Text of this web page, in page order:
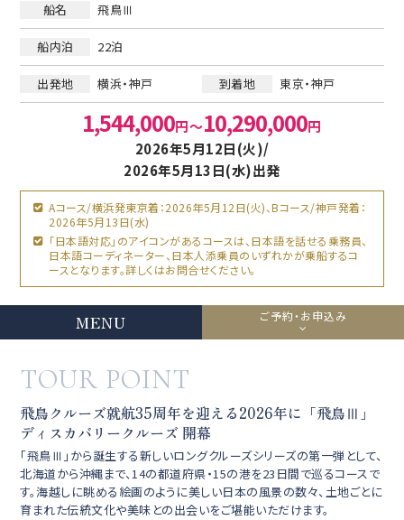
船名 飛鳥Ⅲ
船内泊 22泊
出発地 横浜・神戸 到着地 東京・神戸
1,544,000円～10,290,000円
2026年5月12日(火)/
2026年5月13日(水)出発
Aコース/横浜発東京着：2026年5月12日(火)、Bコース/神戸発着：
2026年5月13日(水)
「日本語対応」のアイコンがあるコースは、日本語を話せる乗務員、
日本語コーディネーター、日本人添乗員のいずれかが乗船するコ
ースとなります。詳しくはお問合せください。
MENU ご予約・お申込み
TOUR POINT
飛鳥クルーズ就航35周年を迎える2026年に「飛鳥Ⅲ」
ディスカバリークルーズ 開幕
「飛鳥Ⅲ」から誕生する新しいロングクルーズシリーズの第一弾として、
北海道から沖縄まで、14の都道府県・15の港を23日間で巡るコースで
す。海越しに眺める絵画のように美しい日本の風景の数々、土地ごとに
育まれた伝統文化や美味との出会いをご堪能いただけます。